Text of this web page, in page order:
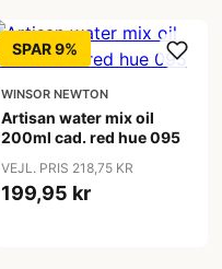
SPAR 9%
WINSOR NEWTON
Artisan water mix oil
200ml cad. red hue 095
VEJL. PRIS 218,75 KR
199,95 kr